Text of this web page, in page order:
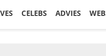
CELEBS ADVIES